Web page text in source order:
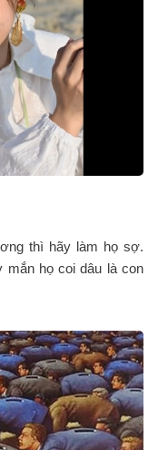
thì hãy làm họ sợ.
mắn họ coi dâu là con